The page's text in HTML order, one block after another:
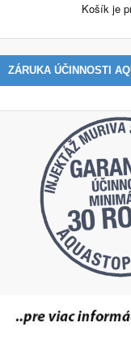
Košík je
ZÁRUKA ÚČINNOSTI